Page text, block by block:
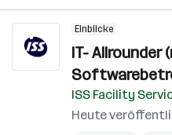
Einblicke
IT- Allrounder
ISS Facility
Heute